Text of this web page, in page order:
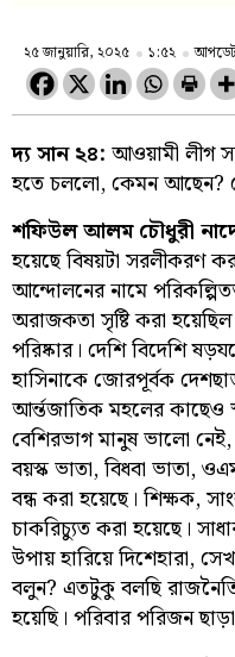
২৫ জানুয়ারি, ২০২৫ ১:৫২
দ্য সান ২৪: আওয়ামী লীগ
হতে চললো, কেমন আছেন?
শফিউল আলম চৌধুরী
হয়েছে বিষয়টা সরলীকরণ
আন্দোলনের নামে
অরাজকতা সৃষ্টি করা
পরিষ্কার। দেশি বিদেশি
হাসিনাকে জোরপূর্বক
আর্ন্তজাতিক মহলের কাছেও
বেশিরভাগ মানুষ ভালো
বয়স্ক ভাতা, বিধবা ভাতা,
বন্ধ করা হয়েছে। শিক্ষক,
চাকরিচ্যুত করা হয়েছে।
উপায় হারিয়ে দিশেহারা,
বলুন? এতটুকু বলছি
হয়েছি। পরিবার পরিজন